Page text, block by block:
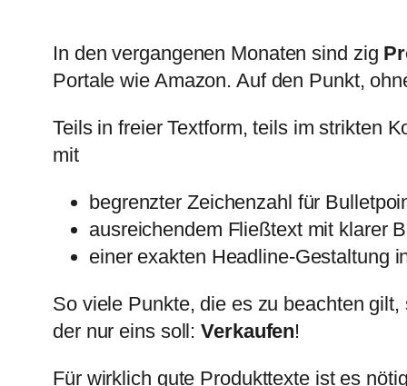
In den vergangenen Monaten sind zig
Portale wie Amazon. Auf den Punkt,
Teils in freier Textform, teils im strikten
mit
begrenzter Zeichenzahl für
ausreichendem Fließtext mit klarer
einer exakten Headline-Gestaltung
So viele Punkte, die es zu beachten
der nur eins soll:Verkaufen!
Für wirklich gute Produkttexte ist es